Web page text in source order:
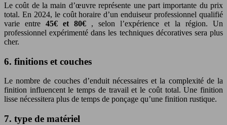
Le coût de la main d’œuvre représente une part importante du prix
total. En 2024, le coût horaire d’un enduiseur professionnel qualifié
varie entre 45€ et 80€ , selon l’expérience et la région. Un
professionnel expérimenté dans les techniques décoratives sera plus
cher.
6. finitions et couches
Le nombre de couches d’enduit nécessaires et la complexité de la
finition influencent le temps de travail et le coût total. Une finition
lisse nécessitera plus de temps de ponçage qu’une finition rustique.
7. type de matériel